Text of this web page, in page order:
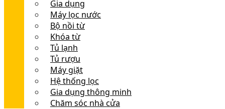
Gia dụng
Máy lọc nước
Bộ nồi từ
Khóa từ
Tủ lạnh
Tủ rượu
Máy giặt
Hệ thống lọc
Gia dụng thông minh
Chăm sóc nhà cửa